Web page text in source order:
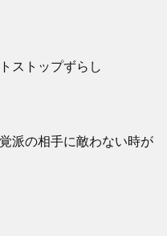
ストップずらし
派の相手に敵わない時が